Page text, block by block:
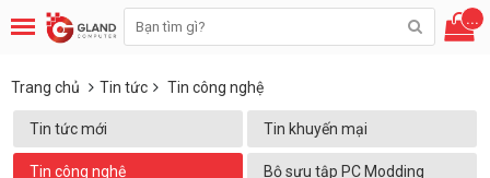
...
Trang chủ Tin tức Tin công nghệ
Tin tức mới Tin khuyến mại
Tin công nghệ Bộ sưu tập PC Modding